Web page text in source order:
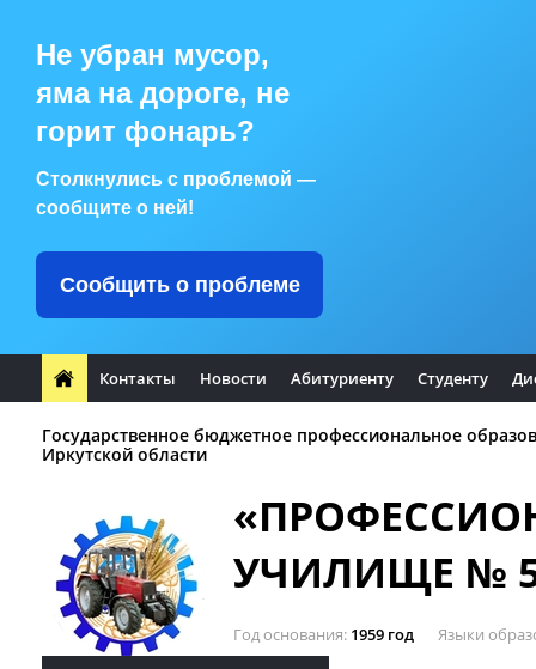
Не убран мусор,
яма на дороге, не
горит фонарь?
Столкнулись с проблемой —
сообщите о ней!
Сообщить о проблеме
Контакты Новости Абитуриенту Студенту
Государственное бюджетное профессиональное
Иркутской области
УЧИЛИЩЕ №
Год основания 1959 год Языки